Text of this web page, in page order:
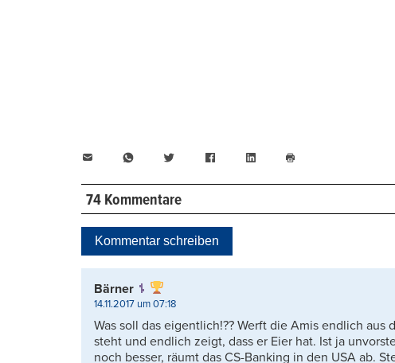
WhatsAppTwitter FacebookLinkedIn
drucken
74 Kommentare
Kommentar schreiben
Bärner
14.11.2017 um 07:18
Was soll das eigentlich!?? Werft die Amis endlich aus
steht und endlich zeigt, dass er Eier hat. Ist ja
noch besser, räumt das CS-Banking in den USA ab.